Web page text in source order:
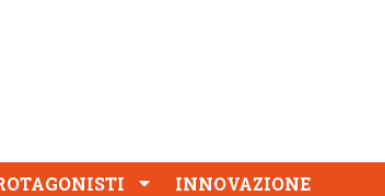
INNOVAZIONE